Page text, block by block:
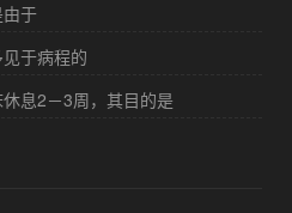
于
于病程的
息2－3周，其目的是